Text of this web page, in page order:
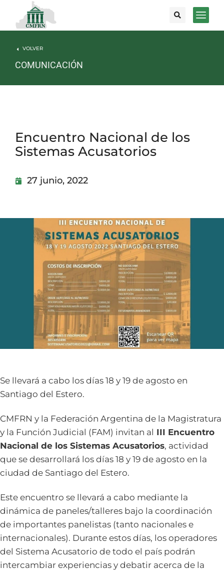
VOLVER
COMUNICACIÓN
Encuentro Nacional de los
Sistemas Acusatorios
27 junio, 2022
Se llevará a cabo los días 18 y 19 de agosto en
Santiago del Estero.
CMFRN y la Federación Argentina de la Magistratura
y la Función Judicial (FAM) invitan al III Encuentro
Nacional de los Sistemas Acusatorios, actividad
que se desarrollará los días 18 y 19 de agosto en la
ciudad de Santiago del Estero.
Este encuentro se llevará a cabo mediante la
dinámica de paneles/talleres bajo la coordinación
de importantes panelistas (tanto nacionales e
internacionales). Durante estos días, los operadores
del Sistema Acusatorio de todo el país podrán
intercambiar experiencias y debatir acerca de la